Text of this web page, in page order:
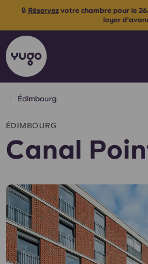
À propos
Lieux
Plus
English (US)
Chinese
Català
Italian
Places limitées ! Bénéficiez d’un
vos réservations du 26/27 ! Code
générales
Édimbourg
ÉDIMBOURG
Canal